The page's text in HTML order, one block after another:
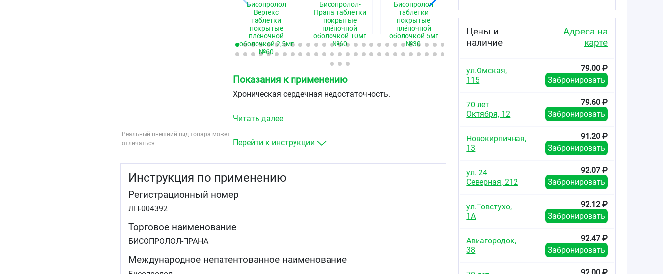
Реальный внешний вид товара может
отличаться
Бисопролол
Вертекс
таблетки
покрытые
плёночной
оболочкой 2,5мг
№60
Бисопролол-
Прана таблетки
покрытые
плёночной
оболочкой 10мг
№60
Бисопролол
таблетки
покрытые
плёночной
оболочкой 5мг
№30
Канон таблетки
покрытые
плёночной
оболочкой 10мг
№30
Канон таблетки
покрытые
плёночной
оболочкой 5мг
Показания к применению
Хроническая сердечная недостаточность.
Читать далее
Перейти к инструкции
Инструкция по применению
Регистрационный номер
ЛП-004392
Торговое наименование
БИСОПРОЛОЛ-ПРАНА
Международное непатентованное наименование
Цены и
наличие
Адреса на
карте
ул.Омская,
115
79.00 ₽
Забронировать
70 лет
Октября, 12
79.60 ₽
Забронировать
Новокирпичная,
13
91.20 ₽
Забронировать
ул. 24
Северная, 212
92.07 ₽
Забронировать
ул.Товстухо,
1А
92.12 ₽
Забронировать
Авиагородок,
38
92.47 ₽
Забронировать